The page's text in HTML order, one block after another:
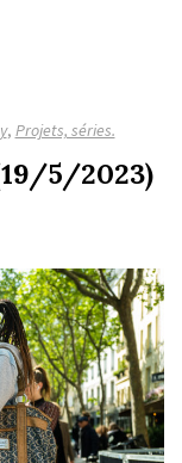
, Projets, séries.
5/2023)